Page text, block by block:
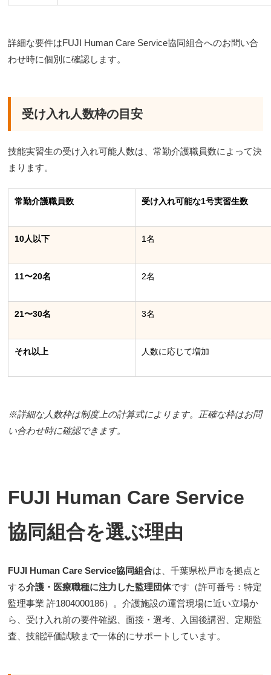
詳細な要件はFUJI Human Care Service協同組合へのお問い合
わせ時に個別に確認します。
受け入れ人数枠の目安
技能実習生の受け入れ可能人数は、常勤介護職員数によって決
まります。
常勤介護職員数 受け入れ可能な1号実習生数
10人以下 1名
11〜20名 2名
21〜30名 3名
それ以上 人数に応じて増加
※詳細な人数枠は制度上の計算式によります。正確な枠はお問
い合わせ時に確認できます。
FUJI Human Care Service
協同組合を選ぶ理由
FUJI Human Care Service協同組合は、千葉県松戸市を拠点と
する介護・医療職種に注力した監理団体です（許可番号：特定
監理事業 許1804000186）。介護施設の運営現場に近い立場か
ら、受け入れ前の要件確認、面接・選考、入国後講習、定期監
査、技能評価試験まで一体的にサポートしています。